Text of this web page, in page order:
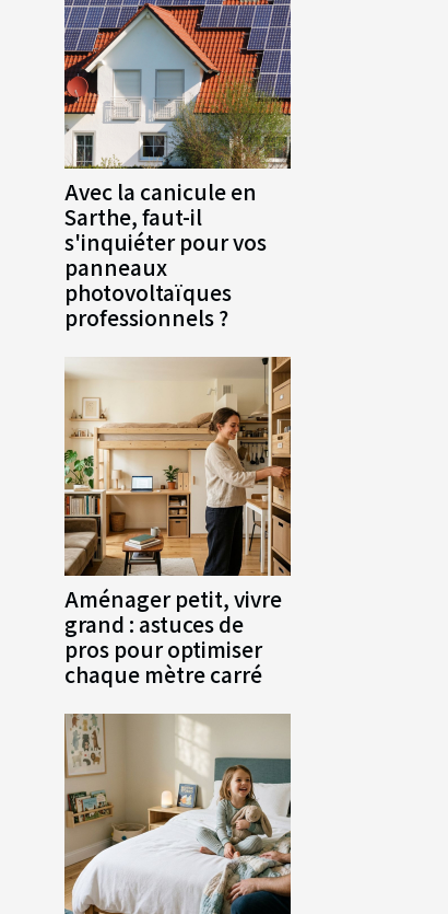
Avec la canicule en
Sarthe, faut-il
s'inquiéter pour vos
panneaux
photovoltaïques
professionnels ?
Aménager petit, vivre
grand : astuces de
pros pour optimiser
chaque mètre carré